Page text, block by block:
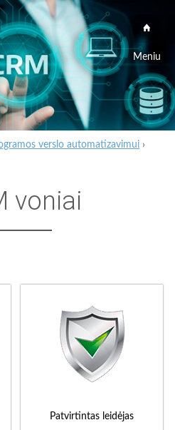
Meniu
verslo automatizavimui ›
voniai
Patvirtintas leidėjas